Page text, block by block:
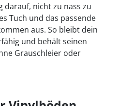
darauf, nicht zu nass zu
Tuch und das passende
aus. So bleibt dein
und behält seinen
Grauschleier oder